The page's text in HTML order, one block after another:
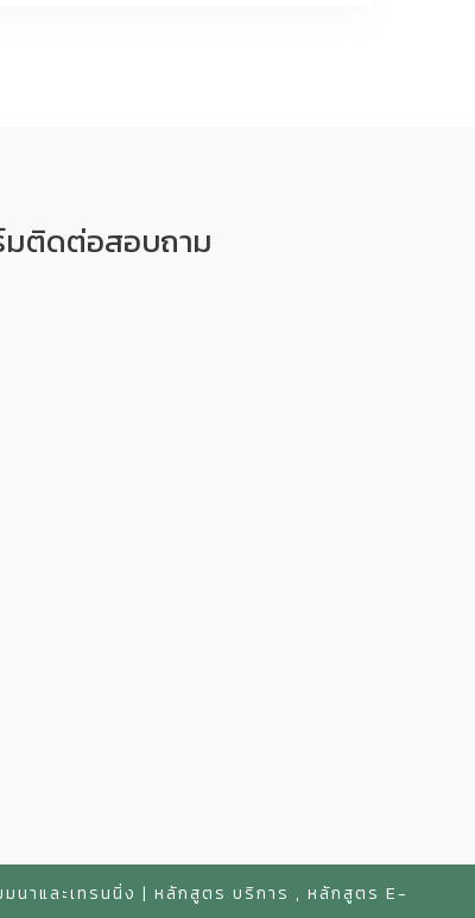
ติดต่อสอบถาม
มนาและเทรนนิ่ง | หลักสูตร บริการ , หลักสูตร E-